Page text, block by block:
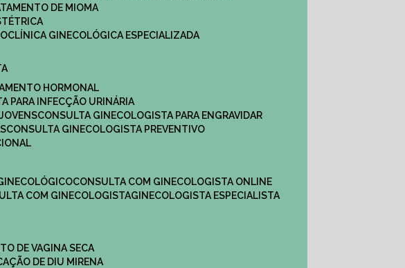
DE MIOMA
CLÍNICA GINECOLÓGICA ESPECIALIZADA
HORMONAL
PARA INFECÇÃO URINÁRIA
CONSULTA GINECOLOGISTA PARA ENGRAVIDAR
CONSULTA GINECOLOGISTA PREVENTIVO
CONSULTA COM GINECOLOGISTA ONLINE​
COM GINECOLOGISTA​
GINECOLOGISTA ESPECIALISTA
DE VAGINA SECA
DE DIU MIRENA